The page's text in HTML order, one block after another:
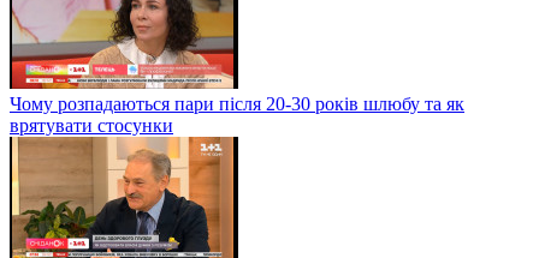
Чому розпадаються пари після 20-30 років шлюбу та як
врятувати стосунки